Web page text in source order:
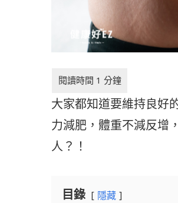
大家都知道要維持良好
力減肥，體重不減反增
人？！
目錄 隱藏